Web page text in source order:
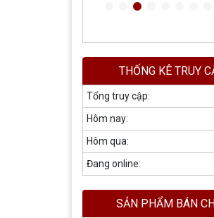
THỐNG KÊ TRUY
Tổng truy cập:
Hôm nay:
Hôm qua:
Đang online:
SẢN PHẨM BÁN